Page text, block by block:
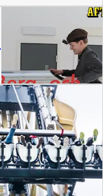
1:34